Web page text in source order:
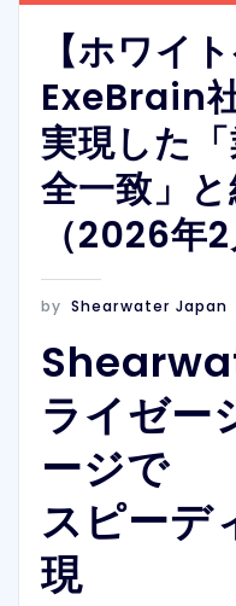
【ホワイ
ExeBrain
実現した
全一致」
（2026年2
by Shearwater Japan
ライゼー
ージで
スピーデ
現